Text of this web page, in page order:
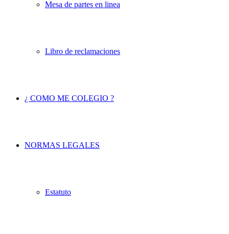
Mesa de partes en linea
Libro de reclamaciones
¿ COMO ME COLEGIO ?
NORMAS LEGALES
Estatuto